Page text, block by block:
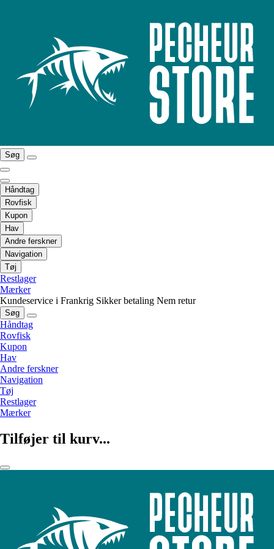
Søg
Håndtag
Rovfisk
Kupon
Hav
Andre ferskner
Navigation
Tøj
Restlager
Mærker
Kundeservice i Frankrig Sikker betaling Nem retur
Søg
Håndtag
Rovfisk
Kupon
Hav
Andre ferskner
Navigation
Tøj
Restlager
Mærker
Tilføjer til kurv...